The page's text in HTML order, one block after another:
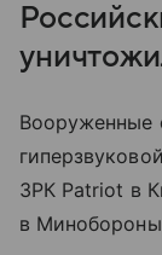
Вооруженные
ЗРК Patriot в
в